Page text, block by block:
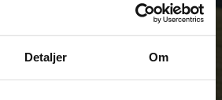
Detaljer Om